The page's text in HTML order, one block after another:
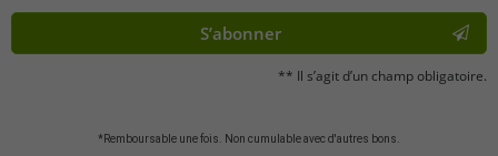
S’abonner
** Il s’agit d’un champ obligatoire.
*Remboursable une fois. Non cumulable avec d'autres bons.